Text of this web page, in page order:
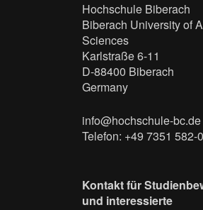
Hochschule Biberach
Biberach University of
Sciences
Karlstraße 6-11
D-88400 Biberach
Germany
info@hochschule-bc.de
Telefon: +49 7351 582-0
Kontakt für
und interessierte